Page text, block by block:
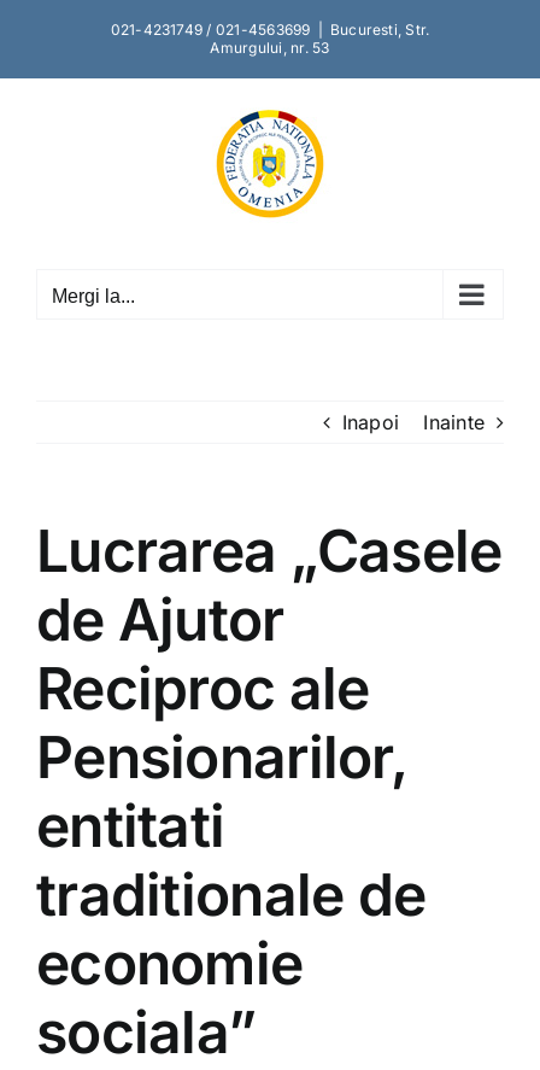
content
021-4231749 / 021-4563699
Bucuresti, Str.
Amurgului, nr. 53
Mergi la...
Inapoi Inainte
Lucrarea „Casele
de Ajutor
Reciproc ale
Pensionarilor,
entitati
traditionale de
economie
sociala”